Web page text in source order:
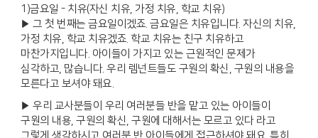
1)금요일 - 치유(자신 치유, 가정 치유, 학교 치유)
▶ 그 첫 번째는 금요일이겠죠. 금요일은 치유입니다. 자신의 치유,
가정 치유, 학교 치유겠죠. 학교 치유는 친구 치유하고
마찬가지입니다. 아이들이 가지고 있는 근원적인 문제가
심각하고, 많습니다. 우리 렘넌트들도 구원의 확신, 구원의 내용을
모른다고 보셔야 돼요.
▶ 우리 교사분들이 우리 여러분들 반을 맡고 있는 아이들이
구원의 내용, 구원의 확신, 구원에 대해서는 모르고 있다 라고